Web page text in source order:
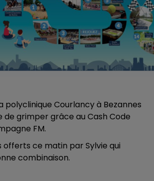
polyclinique Courlancy à Bezannes
de grimper grâce au Cash Code
FM.
offerts ce matin par Sylvie qui
combinaison.